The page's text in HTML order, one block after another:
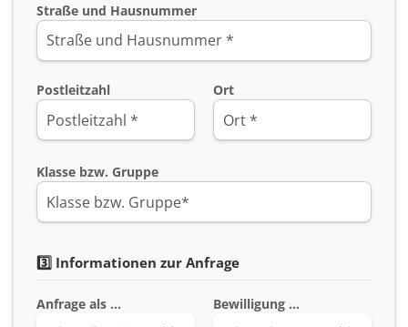
Straße und Hausnummer
Postleitzahl Ort
Klasse bzw. Gruppe
3️⃣ Informationen zur Anfrage
Anfrage als ... Bewilligung ...